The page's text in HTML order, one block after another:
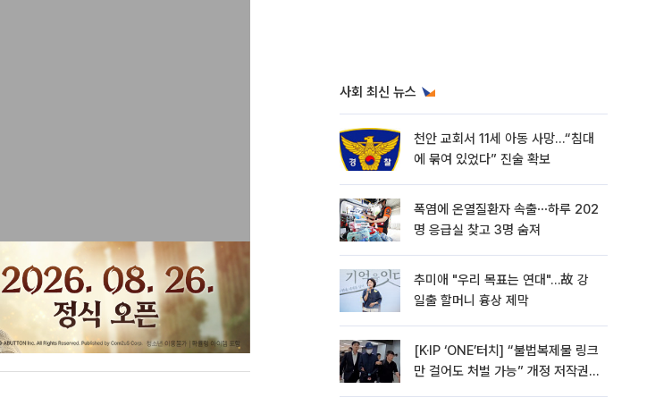
사회 최신 뉴스
천안 교회서 11세 아동 사망…“침대
에 묶여 있었다” 진술 확보
폭염에 온열질환자 속출⋯하루 202
명 응급실 찾고 3명 숨져
추미애 "우리 목표는 연대"…故 강
일출 할머니 흉상 제막
[K·IP ‘ONE’터치] “불법복제물 링크
만 걸어도 처벌 가능” 개정 저작권